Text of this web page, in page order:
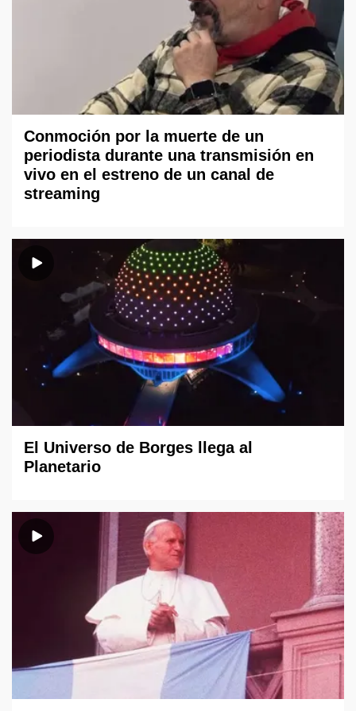
Conmoción por la muerte de un
periodista durante una transmisión en
vivo en el estreno de un canal de
streaming
El Universo de Borges llega al
Planetario